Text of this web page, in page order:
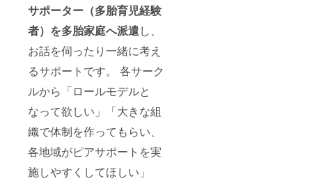
サポーター（多胎育児経験
者）を多胎家庭へ派遣し、
お話を伺ったり一緒に考え
るサポートです。 各サーク
ルから「ロールモデルと
なって欲しい」「大きな組
織で体制を作ってもらい、
各地域がピアサポートを実
施しやすくしてほしい」